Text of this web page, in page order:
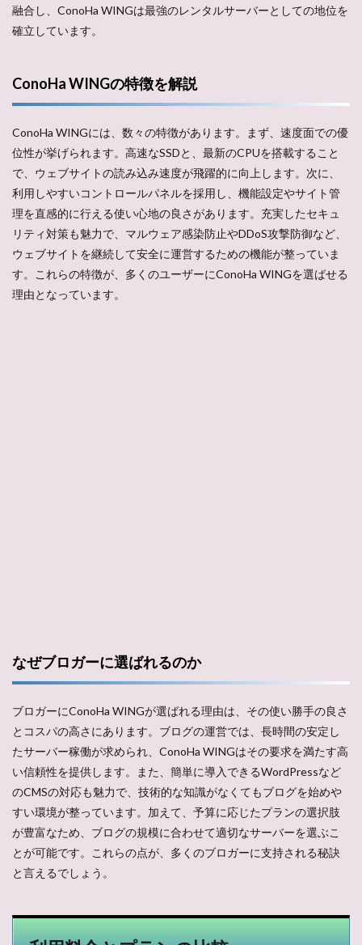
融合し、ConoHa WINGは最強のレンタルサーバーとしての地位を
確立しています。
ConoHa WINGの特徴を解説
ConoHa WINGには、数々の特徴があります。まず、速度面での優
位性が挙げられます。高速なSSDと、最新のCPUを搭載すること
で、ウェブサイトの読み込み速度が飛躍的に向上します。次に、
利用しやすいコントロールパネルを採用し、機能設定やサイト管
理を直感的に行える使い心地の良さがあります。充実したセキュ
リティ対策も魅力で、マルウェア感染防止やDDoS攻撃防御など、
ウェブサイトを継続して安全に運営するための機能が整っていま
す。これらの特徴が、多くのユーザーにConoHa WINGを選ばせる
理由となっています。
なぜブロガーに選ばれるのか
ブロガーにConoHa WINGが選ばれる理由は、その使い勝手の良さ
とコスパの高さにあります。ブログの運営では、長時間の安定し
たサーバー稼働が求められ、ConoHa WINGはその要求を満たす高
い信頼性を提供します。また、簡単に導入できるWordPressなど
のCMSの対応も魅力で、技術的な知識がなくてもブログを始めや
すい環境が整っています。加えて、予算に応じたプランの選択肢
が豊富なため、ブログの規模に合わせて適切なサーバーを選ぶこ
とが可能です。これらの点が、多くのブロガーに支持される秘訣
と言えるでしょう。